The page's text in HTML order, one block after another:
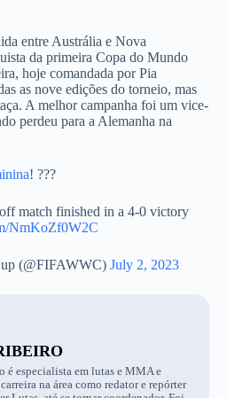
entre Austrália e Nova
da primeira Copa do Mundo
hoje comandada por Pia
as nove edições do torneio, mas
A melhor campanha foi um vice-
perdeu para a Alemanha na
! ???
match finished in a 4-0 victory
NmKoZf0W2C
(@FIFAWWC) July 2, 2023
é especialista em lutas e MMA e
na área como redator e repórter